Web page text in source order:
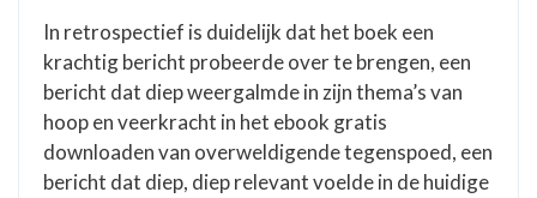
In retrospectief is duidelijk dat het boek een
krachtig bericht probeerde over te brengen, een
bericht dat diep weergalmde in zijn thema’s van
hoop en veerkracht in het ebook gratis
downloaden van overweldigende tegenspoed, een
bericht dat diep, diep relevant voelde in de huidige